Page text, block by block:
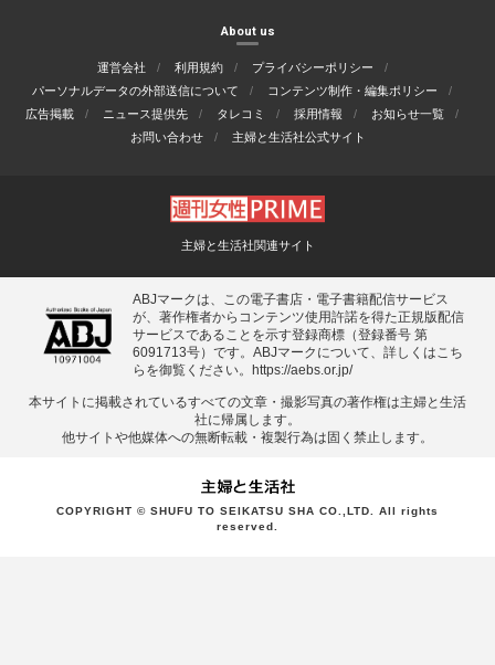
About us
運営会社 利用規約
プライバシーポリシー
パーソナルデータの外部送信について
コンテンツ制作・編集ポリシー
広告掲載
ニュース提供先 タレコミ 採用情報
お知らせ一覧
お問い合わせ
主婦と生活社公式サイト
主婦と生活社関連サイト
ABJマークは、この電子書店・電子書籍配信サービス
が、著作権者からコンテンツ使用許諾を得た正規版配信
サービスであることを示す登録商標（登録番号 第
6091713号）です。ABJマークについて、詳しくはこち
らを御覧ください。
https://aebs.or.jp/
本サイトに掲載されているすべての⽂章・撮影写真の著作権は主婦と⽣活
社に帰属します。
他サイトや他媒体への無断転載・複製⾏為は固く禁⽌します。
COPYRIGHT © SHUFU TO SEIKATSU SHA CO.,LTD. All rights
reserved.